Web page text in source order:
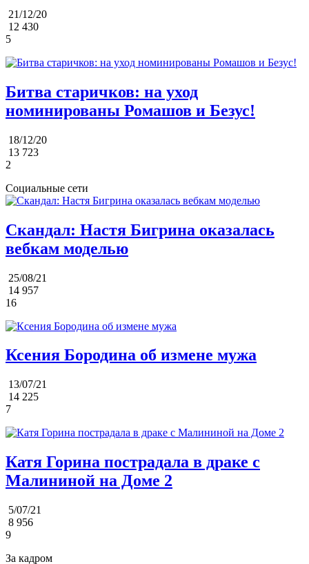
21/12/20
12 430
5
Битва старичков: на уход
номинированы Ромашов и Безус!
18/12/20
13 723
2
Социальные сети
Скандал: Настя Бигрина оказалась
вебкам моделью
25/08/21
14 957
16
Ксения Бородина об измене мужа
13/07/21
14 225
7
Катя Горина пострадала в драке с
Малининой на Доме 2
5/07/21
8 956
9
За кадром